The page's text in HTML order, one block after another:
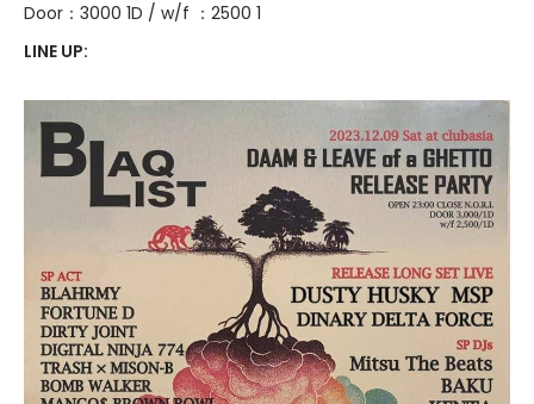
Door：3000 1D / w/f ：2500 1
LINE UP: